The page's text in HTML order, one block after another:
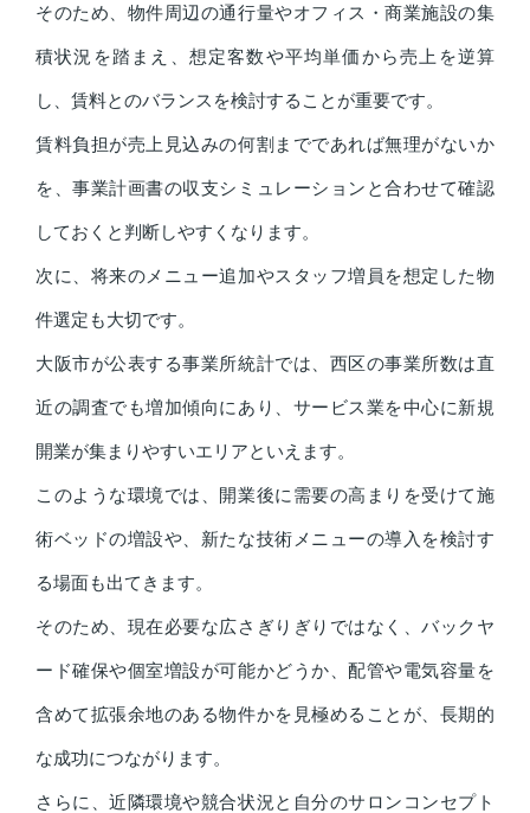
そのため、物件周辺の通行量やオフィス・商業施設の集
積状況を踏まえ、想定客数や平均単価から売上を逆算
し、賃料とのバランスを検討することが重要です。
賃料負担が売上見込みの何割までであれば無理がないか
を、事業計画書の収支シミュレーションと合わせて確認
しておくと判断しやすくなります。
次に、将来のメニュー追加やスタッフ増員を想定した物
件選定も大切です。
大阪市が公表する事業所統計では、西区の事業所数は直
近の調査でも増加傾向にあり、サービス業を中心に新規
開業が集まりやすいエリアといえます。
このような環境では、開業後に需要の高まりを受けて施
術ベッドの増設や、新たな技術メニューの導入を検討す
る場面も出てきます。
そのため、現在必要な広さぎりぎりではなく、バックヤ
ード確保や個室増設が可能かどうか、配管や電気容量を
含めて拡張余地のある物件かを見極めることが、長期的
な成功につながります。
さらに、近隣環境や競合状況と自分のサロンコンセプト